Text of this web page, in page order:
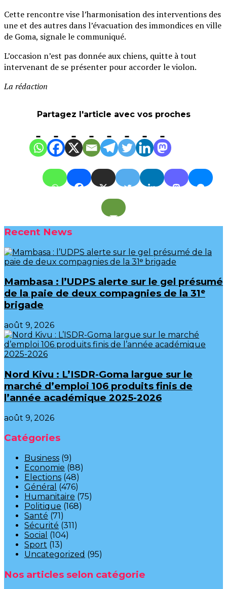
Cette rencontre vise l’harmonisation des interventions des
une et des autres dans l’évacuation des immondices en ville
de Goma, signale le communiqué.
L’occasion n’est pas donnée aux chiens, quitte à tout
intervenant de se présenter pour accorder le violon.
La rédaction
Partagez l'article avec vos proches
Recent News
Mambasa : l’UDPS alerte sur le gel présumé
de la paie de deux compagnies de la 31ᵉ
brigade
août 9, 2026
Nord Kivu : L’ISDR-Goma largue sur le
marché d’emploi 106 produits finis de
l’année académique 2025-2026
août 9, 2026
Catégories
Business (9)
Economie (88)
Elections (48)
Général (476)
Humanitaire (75)
Politique (168)
Santé (71)
Sécurité (311)
Social (104)
Sport (13)
Uncategorized (95)
Nos articles selon catégorie